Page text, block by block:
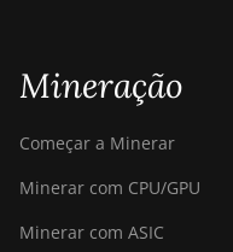
Mineração
Começar a Minerar
Minerar com CPU/GPU
Minerar com ASIC